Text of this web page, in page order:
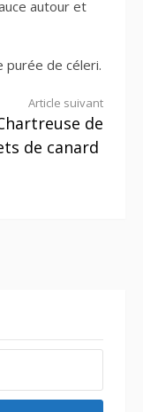
autour et
de céleri.
Article suivant
de
de canard